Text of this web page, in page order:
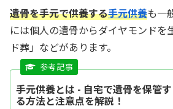
遺骨を手元で供養する手元供養も一
には個人の遺骨からダイヤモンドを
ド葬」などがあります。
手元供養とは - 自宅で遺骨を保管す
る方法と注意点を解説！